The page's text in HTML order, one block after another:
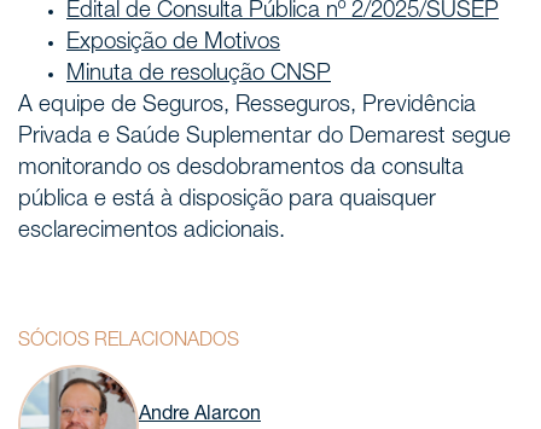
Edital de Consulta Pública nº 2/2025/SUSEP
Exposição de Motivos
Minuta de resolução CNSP
A equipe de Seguros, Resseguros, Previdência
Privada e Saúde Suplementar do Demarest segue
monitorando os desdobramentos da consulta
pública e está à disposição para quaisquer
esclarecimentos adicionais.
SÓCIOS RELACIONADOS
Andre Alarcon